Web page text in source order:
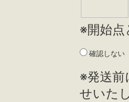
※開始
確認しない
※発送
せいた